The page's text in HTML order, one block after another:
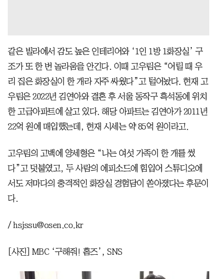
같은 빌라에서 감도 높은 인테리어와 ‘1인 1방 1화장실’ 구
조가 또 한 번 놀라움을 안긴다. 이때 고우림은 “어릴 때 우
리 집은 화장실이 한 개라 자주 싸웠다”고 털어놨다. 현재 고
우림은 2022년 김연아와 결혼 후 서울 동작구 흑석동에 위치
한 고급아파트에 살고 있다. 해당 아파트는 김연아가 2011년
22억 원에 매입했는데, 현재 시세는 약 85억 원이라고.
고우림의 고백에 양세형은 “나는 여섯 가족이 한 개를 썼
다”고 덧붙였고, 두 사람의 에피소드에 힘입어 스튜디오에
서도 저마다의 충격적인 화장실 경험담이 쏟아졌다는 후문이
다.
/ hsjssu@osen.co.kr
[사진] MBC ‘구해줘! 홈즈’, SNS